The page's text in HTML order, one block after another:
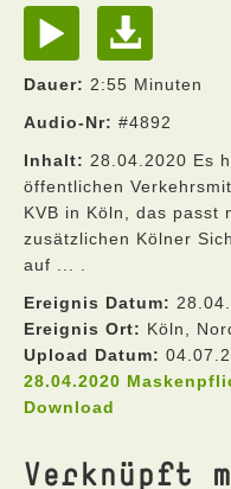
Dauer: 2:55 Minuten
Audio-Nr: #4892
Inhalt: 28.04.2020 Es
öffentlichen
KVB in Köln, das passt
zusätzlichen Kölner
auf ... .
Ereignis Datum:
Ereignis Ort: Köln,
Upload Datum:
28.04.2020
Download
Verknüpft